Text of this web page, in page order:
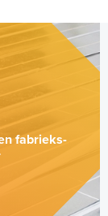
fabrieks-